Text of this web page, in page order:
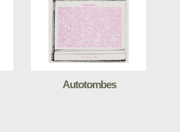
Autotombes